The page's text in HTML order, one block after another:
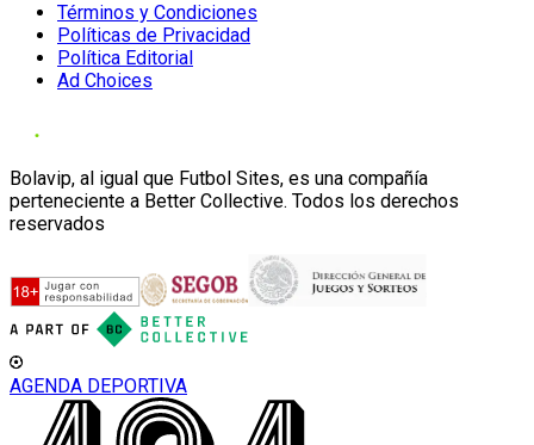
Términos y Condiciones
Políticas de Privacidad
Política Editorial
Ad Choices
Bolavip, al igual que Futbol Sites, es una compañía
perteneciente a Better Collective. Todos los derechos
reservados
AGENDA DEPORTIVA